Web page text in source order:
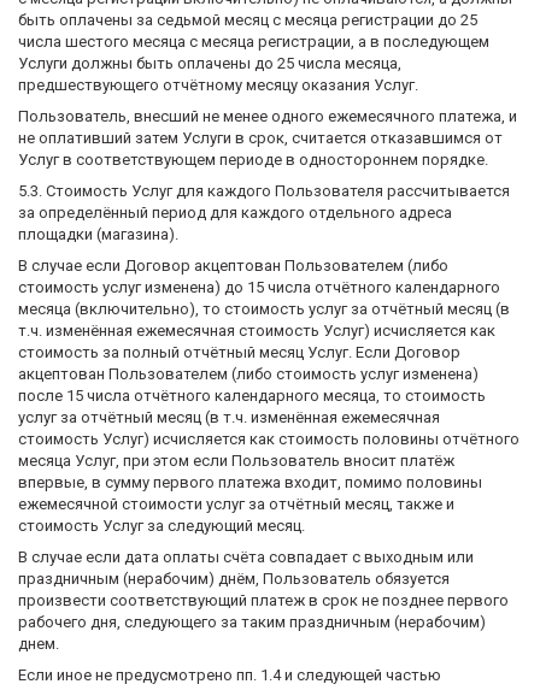
быть оплачены за седьмой месяц с месяца регистрации до 25
числа шестого месяца с месяца регистрации, а в последующем
Услуги должны быть оплачены до 25 числа месяца,
предшествующего отчётному месяцу оказания Услуг.
Пользователь, внесший не менее одного ежемесячного платежа, и
не оплативший затем Услуги в срок, считается отказавшимся от
Услуг в соответствующем периоде в одностороннем порядке.
5.3. Стоимость Услуг для каждого Пользователя рассчитывается
за определённый период для каждого отдельного адреса
площадки (магазина).
В случае если Договор акцептован Пользователем (либо
стоимость услуг изменена) до 15 числа отчётного календарного
месяца (включительно), то стоимость услуг за отчётный месяц (в
т.ч. изменённая ежемесячная стоимость Услуг) исчисляется как
стоимость за полный отчётный месяц Услуг. Если Договор
акцептован Пользователем (либо стоимость услуг изменена)
после 15 числа отчётного календарного месяца, то стоимость
услуг за отчётный месяц (в т.ч. изменённая ежемесячная
стоимость Услуг) исчисляется как стоимость половины отчётного
месяца Услуг, при этом если Пользователь вносит платёж
впервые, в сумму первого платежа входит, помимо половины
ежемесячной стоимости услуг за отчётный месяц, также и
стоимость Услуг за следующий месяц.
В случае если дата оплаты счёта совпадает с выходным или
праздничным (нерабочим) днём, Пользователь обязуется
произвести соответствующий платеж в срок не позднее первого
рабочего дня, следующего за таким праздничным (нерабочим)
днем.
Если иное не предусмотрено пп. 1.4 и следующей частью